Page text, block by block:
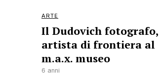
ARTE
Il Dudovich fotografo,
artista di frontiera al
m.a.x. museo
6 anni